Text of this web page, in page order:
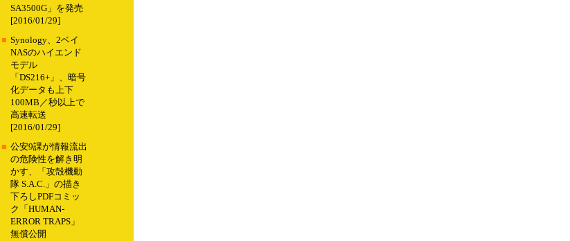
SA3500G」を発売
[2016/01/29]
■ Synology、2ベイ
NASのハイエンド
モデル
「DS216+」、暗号
化データも上下
100MB／秒以上で
高速転送
[2016/01/29]
■ 公安9課が情報流出
の危険性を解き明
かす、「攻殻機動
隊 S.A.C.」の描き
下ろしPDFコミッ
ク「HUMAN-
ERROR TRAPS」
無償公開